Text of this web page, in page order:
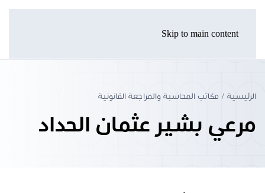
Skip to main content
الرئيسية مكاتب المحاسبة والمراجعة القانونية
مرعي بشير عثمان الحداد